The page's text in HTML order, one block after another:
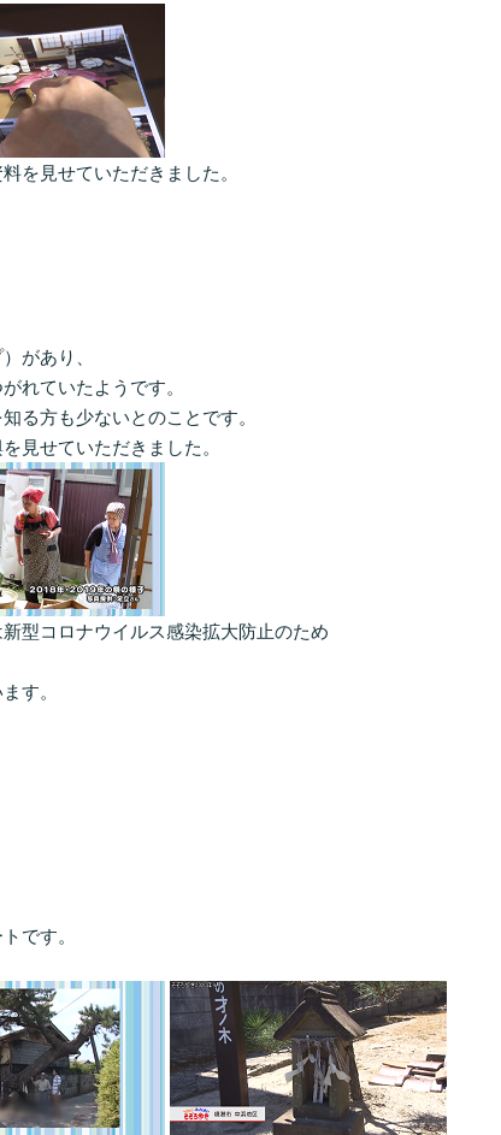
を見せていただきました。
があり、
れていたようです。
る方も少ないとのことです。
見せていただきました。
型コロナウイルス感染拡大防止のため
す。
です。